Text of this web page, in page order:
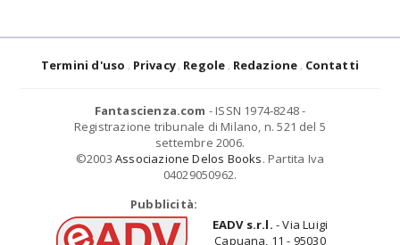
Termini d'uso Privacy Regole Redazione Contatti
Fantascienza.com - ISSN 1974-8248 -
Registrazione tribunale di Milano, n. 521 del 5
settembre 2006.
©2003 Associazione Delos Books. Partita Iva
04029050962.
Pubblicità:
EADV s.r.l. - Via Luigi
Capuana, 11 - 95030